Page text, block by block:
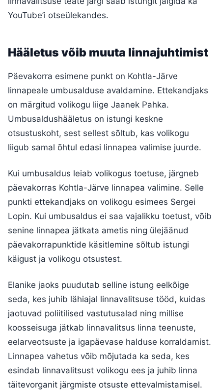
YouTube’i otseülekandes.
Hääletus võib muuta linnajuhtimist
Päevakorra esimene punkt on Kohtla-Järve
linnapeale umbusalduse avaldamine. Ettekandjaks
on märgitud volikogu liige Jaanek Pahka.
Umbusaldushääletus on istungi keskne
otsustuskoht, sest sellest sõltub, kas volikogu
liigub samal õhtul edasi linnapea valimise juurde.
Kui umbusaldus leiab volikogus toetuse, järgneb
päevakorras Kohtla-Järve linnapea valimine. Selle
punkti ettekandjaks on volikogu esimees Sergei
Lopin. Kui umbusaldus ei saa vajalikku toetust, võib
senine linnapea jätkata ametis ning ülejäänud
päevakorrapunktide käsitlemine sõltub istungi
käigust ja volikogu otsustest.
Elanike jaoks puudutab selline istung eelkõige
seda, kes juhib lähiajal linnavalitsuse tööd, kuidas
jaotuvad poliitilised vastutusalad ning millise
koosseisuga jätkab linnavalitsus linna teenuste,
eelarveotsuste ja igapäevase halduse korraldamist.
Linnapea vahetus võib mõjutada ka seda, kes
esindab linnavalitsust volikogu ees ja juhib linna
täitevorganit järgmiste otsuste ettevalmistamisel.